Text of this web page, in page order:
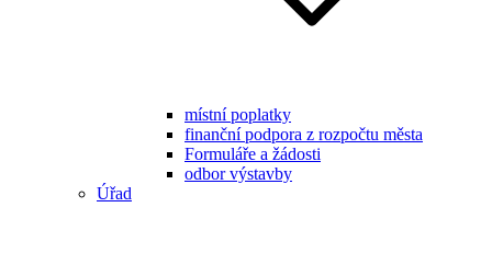
místní poplatky
finanční podpora z rozpočtu města
Formuláře a žádosti
odbor výstavby
Úřad